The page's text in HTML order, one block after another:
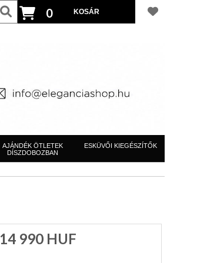
0
AJÁNDÉK ÖTLETEK
DÍSZDOBOZBAN
ESKÜVŐI KIEGÉSZÍTŐK
14 990HUF